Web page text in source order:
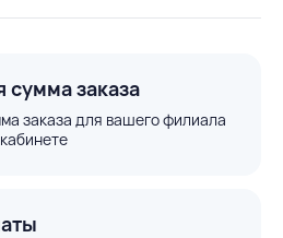
заказа
заказа для вашего филиала